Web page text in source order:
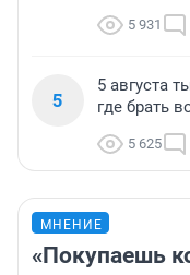
5 931
5
5 августа
где брать
5 625
МНЕНИЕ
«Покупаешь